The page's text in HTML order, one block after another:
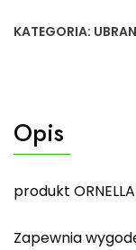
KATEGORIA:
Opis
produkt
Zapewnia